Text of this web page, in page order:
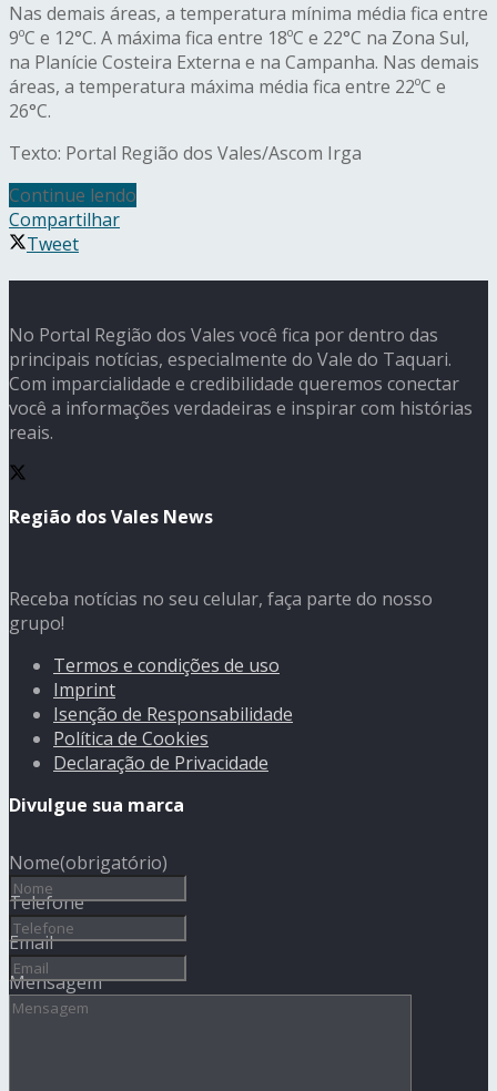
Nas demais áreas, a temperatura mínima média fica entre
9ºC e 12°C. A máxima fica entre 18ºC e 22°C na Zona Sul,
na Planície Costeira Externa e na Campanha. Nas demais
áreas, a temperatura máxima média fica entre 22ºC e
26°C.
Texto: Portal Região dos Vales/Ascom Irga
Continue lendo
Compartilhar
Tweet
No Portal Região dos Vales você fica por dentro das
principais notícias, especialmente do Vale do Taquari.
Com imparcialidade e credibilidade queremos conectar
você a informações verdadeiras e inspirar com histórias
reais.
Região dos Vales News
Receba notícias no seu celular, faça parte do nosso
grupo!
Termos e condições de uso
Imprint
Isenção de Responsabilidade
Política de Cookies
Declaração de Privacidade
Divulgue sua marca
Nome(obrigatório)
Telefone
Email
Mensagem